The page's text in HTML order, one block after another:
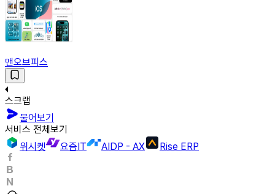
맨오브피스
스크랩
물어보기
서비스 전체보기
위시켓
요즘IT AIDP - AX Rise ERP